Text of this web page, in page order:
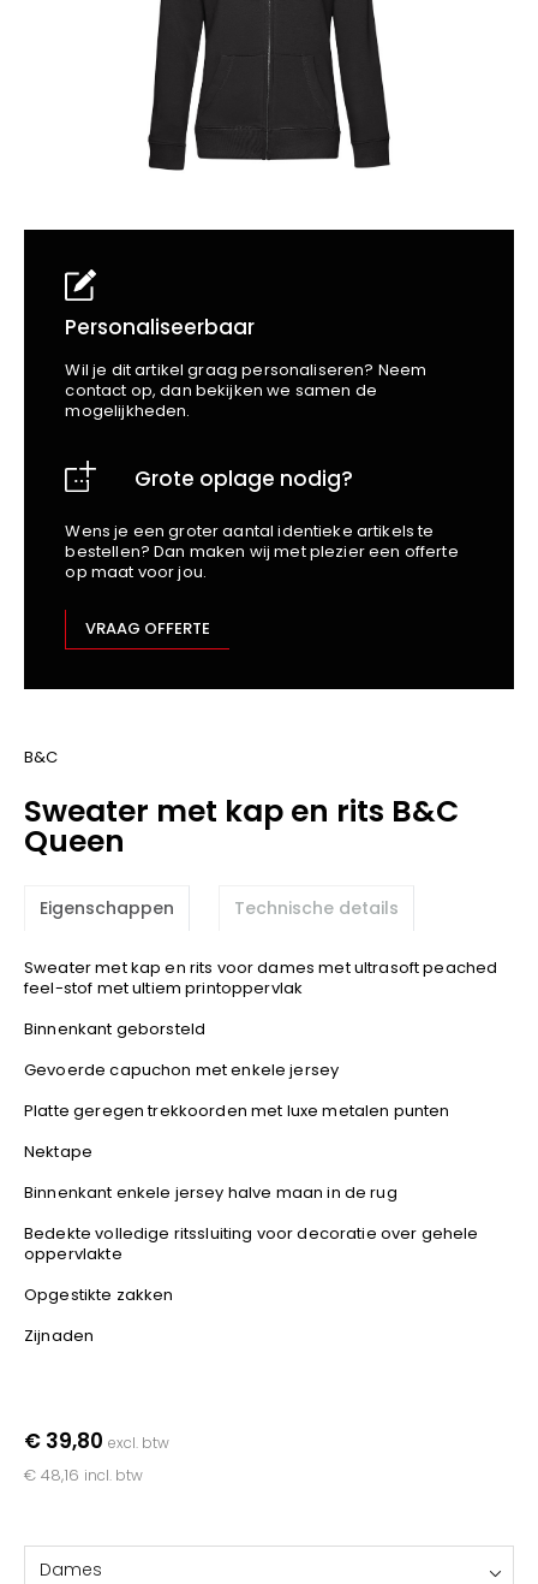
Business Wellness Kapper
Beechfield
Blakläder
Claude
Edge Safety
Harvest
Heckel
Hydrowear
Jassz
Kariban
M-Safe
OXXA
Premier
Promodoro
Result
Safety Jogger
Shugon
Spiro
Stanley/Stella
Personaliseerbaar
Wil je dit artikel graag personaliseren? Neem
contact op, dan bekijken we samen de
mogelijkheden.
Grote oplage nodig?
Wens je een groter aantal identieke artikels te
bestellen? Dan maken wij met plezier een offerte
op maat voor jou.
VRAAG OFFERTE
B&C
Sweater met kap en rits B&C
Queen
Eigenschappen Technische details
Sweater met kap en rits voor dames met ultrasoft peached
feel-stof met ultiem printoppervlak
Binnenkant geborsteld
Gevoerde capuchon met enkele jersey
Platte geregen trekkoorden met luxe metalen punten
Nektape
Binnenkant enkele jersey halve maan in de rug
Bedekte volledige ritssluiting voor decoratie over gehele
oppervlakte
Opgestikte zakken
Zijnaden
€ 39,80 excl. btw
€ 48,16 incl. btw
Dames